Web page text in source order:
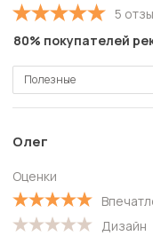
5
80% покупателей
Полезные
Полезные
Новые
С высокой оценкой
С низкой оценкой
Олег
Оценки
Дизайн